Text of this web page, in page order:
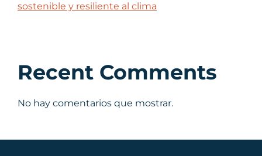
sostenible y resiliente al clima
Recent Comments
No hay comentarios que mostrar.